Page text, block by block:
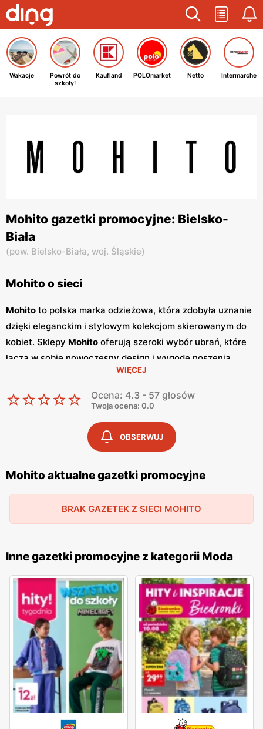
Wakacje
Powrót do
szkoły!
Kaufland POLOmarket Netto Intermarche
Mohito gazetki promocyjne: Bielsko-
Biała
(pow. Bielsko-Biała, woj. Śląskie)
Mohito o sieci
Mohito to polska marka odzieżowa, która zdobyła uznanie
dzięki eleganckim i stylowym kolekcjom skierowanym do
kobiet. Sklepy Mohito oferują szeroki wybór ubrań, które
łączą w sobie nowoczesny design i wygodę noszenia.
Marka ta wyróżnia się oryginalnymi wzorami oraz
starannym wykonaniem, co przyciąga wiele klientek. W
Mohito
regularnie pojawiają się atrakcyjne
sezonowe wyprzedaże, które pozwalają na zakup modnych
ubrań w korzystnych cenach.Mohito wydaje również
, które ukazują się co kilka tygodni,
informując o najnowszych kolekcjach oraz specjalnych
ofertach. Dzięki temu klientki mogą być na bieżąco z
znajdują się w większych centrach handlowych na
jakość i zrównoważony rozwój, oferując odzież wykonaną
z ekologicznych materiałów oraz wytwarzaną w sposób
przyjazny dla środowiska. Profesjonalna obsługa oraz
szeroki wybór rozmiarów i fasonów sprawiają, żeMohito
jest miejscem, gdzie każda kobieta znajdzie coś dla siebie.
Marka ta cieszy się dużym uznaniem wśród klientek, które
doceniają połączenie elegancji, komfortu i przystępnych
cen.
WIĘCEJ
Ocena: 4.3 - 57 głosów
Twoja ocena: 0.0
OBSERWUJ
Mohito aktualne gazetki promocyjne
BRAK GAZETEK Z SIECI MOHITO
Inne gazetki promocyjne z kategorii Moda